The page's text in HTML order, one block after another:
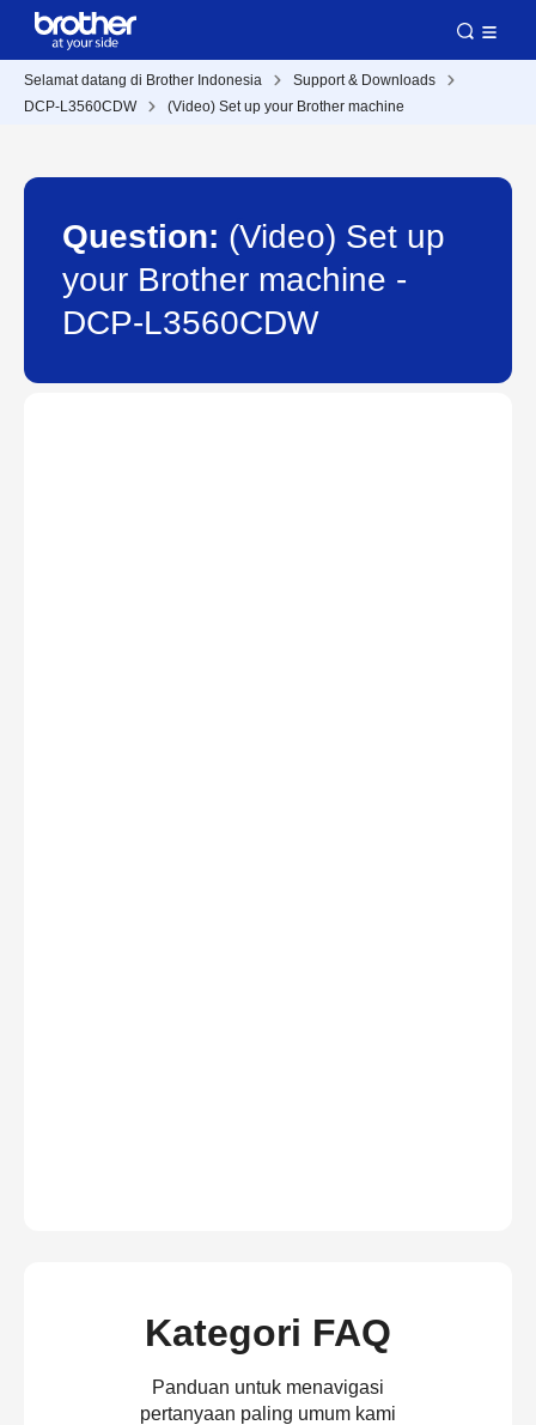
Selamat datang di Brother Indonesia
Support & Downloads
DCP-L3560CDW
(Video) Set up your Brother machine
Question: (Video) Set up
your Brother machine -
DCP-L3560CDW
Kategori FAQ
Panduan untuk menavigasi
pertanyaan paling umum kami